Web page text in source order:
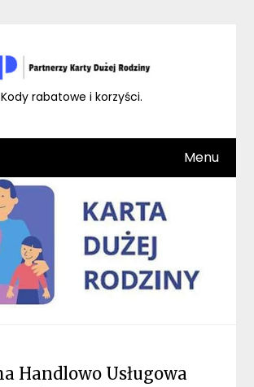
Kody rabatowe i korzyści.
Menu
Handlowo Usługowa